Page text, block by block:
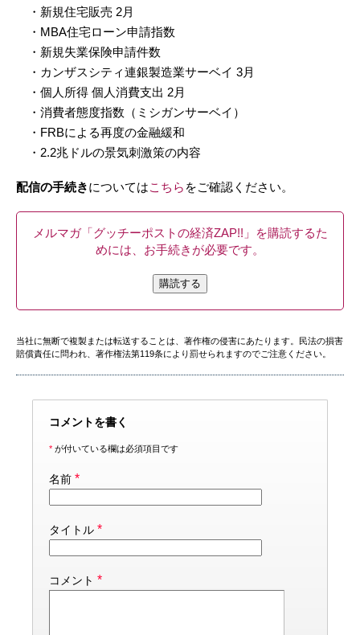
・新規住宅販売 2月
・MBA住宅ローン申請指数
・新規失業保険申請件数
・カンザスシティ連銀製造業サーベイ 3月
・個人所得 個人消費支出 2月
・消費者態度指数（ミシガンサーベイ）
・FRBによる再度の金融緩和
・2.2兆ドルの景気刺激策の内容
配信の手続きについてはこちら をご確認ください。
メルマガ「グッチーポストの経済ZAP!!」を購読するた
めには、お手続きが必要です。
購読する
当社に無断で複製または転送することは、著作権の侵害にあたります。民法の損害
賠償責任に問われ、著作権法第119条により罰せられますのでご注意ください。
コメントを書く
* が付いている欄は必須項目です
名前 *
タイトル *
コメント *